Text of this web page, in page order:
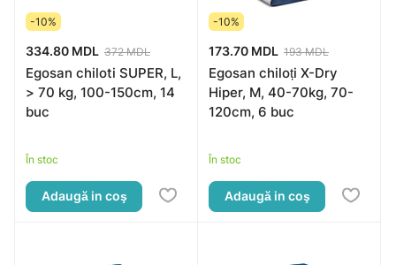
-10%
334.80 MDL 372 MDL
Egosan chiloti SUPER, L,
> 70 kg, 100-150cm, 14
buc
În stoc
Adaugă in coş
-10%
173.70 MDL 193 MDL
Egosan chiloți X-Dry
Hiper, M, 40-70kg, 70-
120cm, 6 buc
În stoc
Adaugă in coş